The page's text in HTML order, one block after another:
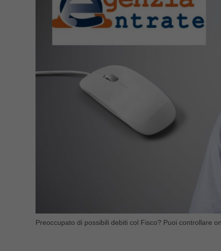
Preoccupato di possibili debiti col Fisco? Puoi controllare